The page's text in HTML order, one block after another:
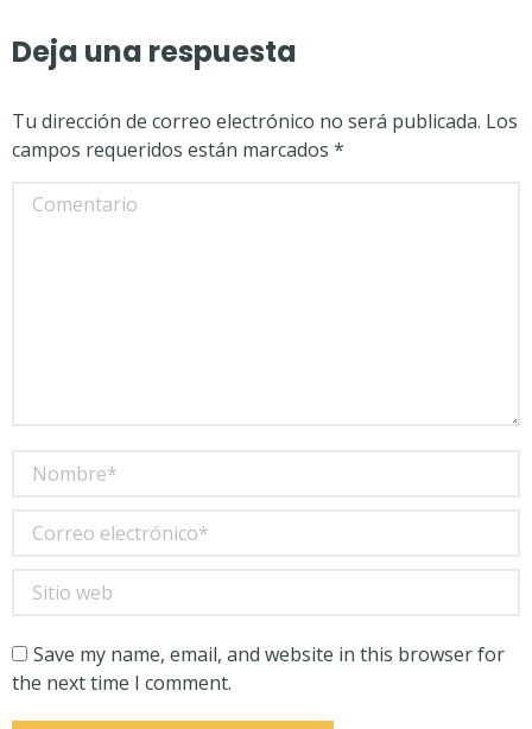
Deja una respuesta
Tu dirección de correo electrónico no será publicada. Los
campos requeridos están marcados *
Comentario
Nombre *
Correo electrónico *
Sitio web
Save my name, email, and website in this browser for
the next time I comment.